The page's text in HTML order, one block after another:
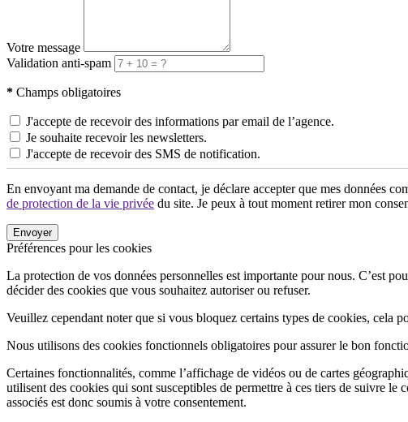
Votre message
Validation anti-spam
* Champs obligatoires
J'accepte de recevoir des informations par email de l’agence.
Je souhaite recevoir les newsletters.
J'accepte de recevoir des SMS de notification.
En envoyant ma demande de contact, je déclare accepter que mes données
de protection de la vie privée du site. Je peux à tout moment retirer mon
Envoyer
Préférences pour les cookies
La protection de vos données personnelles est importante pour nous. C’est
décider des cookies que vous souhaitez autoriser ou refuser.
Veuillez cependant noter que si vous bloquez certains types de cookies, cela
Nous utilisons des cookies fonctionnels obligatoires pour assurer le bon
Certaines fonctionnalités, comme l’affichage de vidéos ou de cartes
utilisent des cookies qui sont susceptibles de permettre à ces tiers de suivre
associés est donc soumis à votre consentement.